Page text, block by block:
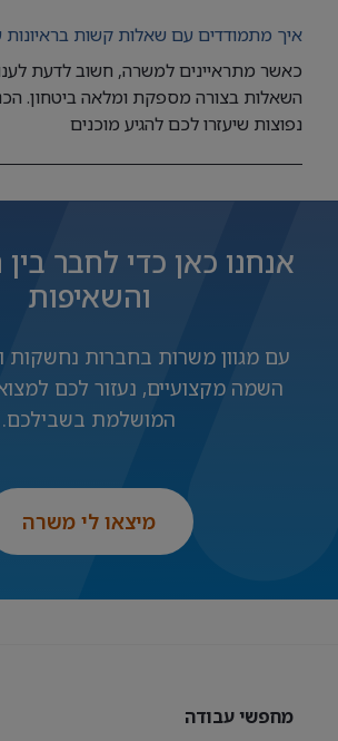
איך מתמודדים עם שאלות קשות בראיונות
כאשר מתראיינים למשרה, חשוב לדעת
השאלות בצורה מספקת ומלאה ביטחון.
נפוצות שיעזרו לכם להגיע מוכנים
אנחנו כאן כדי לחבר
והשאיפות
עם מגוון משרות בחברות נחשקות
השמה מקצועיים, נעזור לכם
המושלמת בשבילכם.
מיצאו לי משרה
מחפשי עבודה